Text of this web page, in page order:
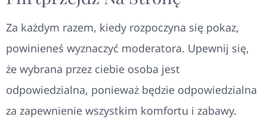
Za każdym razem, kiedy rozpoczyna się pokaz,
powinieneś wyznaczyć moderatora. Upewnij się,
że wybrana przez ciebie osoba jest
odpowiedzialna, ponieważ będzie odpowiedzialna
za zapewnienie wszystkim komfortu i zabawy.